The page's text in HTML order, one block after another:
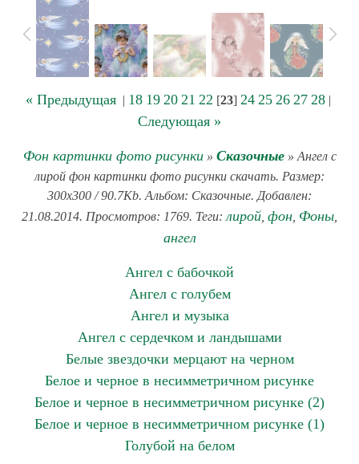
« Предыдущая| 18 19 20 21 22 [23] 24 25 26 27 28|
Следующая »
Фон картинки фото рисунки» Сказочные» Ангел с
лирой фон картинки фото рисунки скачать. Размер:
300x300 / 90.7Kb. Альбом: Сказочные. Добавлен:
21.08.2014. Просмотров: 1769. Теги: лирой фон Фоны
ангел
Ангел с бабочкой
Ангел с голубем
Ангел и музыка
Ангел с сердечком и ландышами
Белые звездочки мерцают на черном
Белое и черное в несимметричном рисунке
Белое и черное в несимметричном рисунке (2)
Белое и черное в несимметричном рисунке (1)
Голубой на белом